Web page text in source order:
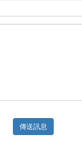
傳送訊息